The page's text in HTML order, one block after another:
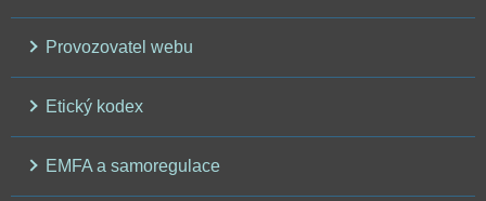
Provozovatel webu
Etický kodex
EMFA a samoregulace